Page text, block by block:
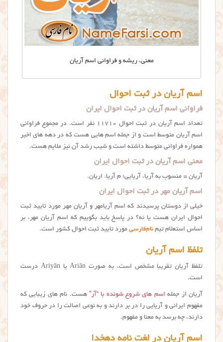
معنی، ریشه و فراوانی اسم آریان
اسم آریان در ثبت احوال
فراوانی اسم آریان در ثبت احوال ایران
تعداد اسم آریان در ثبت احوال ۱۱۷۱۰ نفر است. در مجموع فراوانی
اسم آریان متوسط است و از جمله اسم هایی هست که در دهه های اخیر
همواره فراوانی متوسط داشته است و شیب رشد آن نیز ملایم هست.
معنی اسم آریان در ثبت احوال ایران
آریان = منسوب به آریا، آریایی؛ م آریا. اریان.
اسم آریان مهر در ثبت احوال ایران
خیلی از دوستان پرسیدند که اسم آریامهر و آریان مهر مورد تایید ثبت
احوال ایران هست یا نه؟ در پاسخ باید بگوییم که اسم آریان مهر، بر
اساس استعلام تیم نام‌فارسی مورد تایید ثبت احوال کشور است.
تلفظ اسم آریان
تلفظ آريان تقریبا مشخص است، به صورت Ariān یا Ariyān درست
است.
آریان از جمله اسم های شروع شونده با “آر” هست. نام های زیبایی که
مفهوم ایرانی و آریایی را در بر دارند و به نوعی اصالت را در حروف خود
دارند، چه برسد به معنا و مفهوم.
اسم آریان در لغت نامه دهخدا